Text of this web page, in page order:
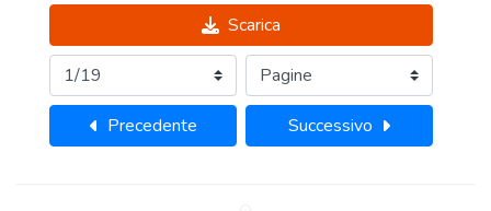
Scarica
Precedente Successivo